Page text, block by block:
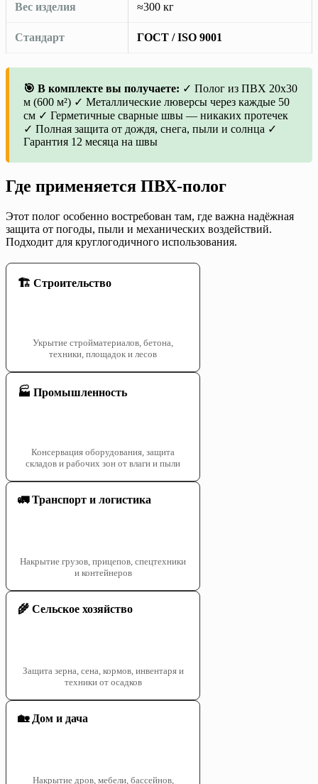
Вес изделия ≈300 кг
Стандарт ГОСТ / ISO 9001
🎯 В комплекте вы получаете: ✓ Полог из ПВХ 20х30
м (600 м²) ✓ Металлические люверсы через каждые 50
см ✓ Герметичные сварные швы — никаких протечек
✓ Полная защита от дождя, снега, пыли и солнца ✓
Гарантия 12 месяца на швы
Где применяется ПВХ-полог
Этот полог особенно востребован там, где важна надёжная
защита от погоды, пыли и механических воздействий.
Подходит для круглогодичного использования.
🏗️ Строительство
Укрытие стройматериалов, бетона,
техники, площадок и лесов
🏭 Промышленность
Консервация оборудования, защита
складов и рабочих зон от влаги и пыли
🚛 Транспорт и логистика
Накрытие грузов, прицепов, спецтехники
и контейнеров
🌾 Сельское хозяйство
Защита зерна, сена, кормов, инвентаря и
техники от осадков
🏡 Дом и дача
Накрытие дров, мебели, бассейнов,